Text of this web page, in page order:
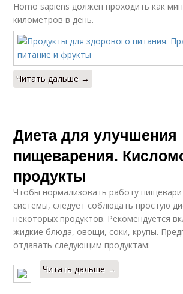
Homo sapiens должен проходить как
километров в день.
Читать дальше →
Диета для улучшения
пищеварения.
продукты
Чтобы нормализовать работу
системы, следует соблюдать простую
некоторых продуктов. Рекомендуется
жидкие блюда, овощи, соки, крупы.
отдавать следующим продуктам:
Читать дальше →